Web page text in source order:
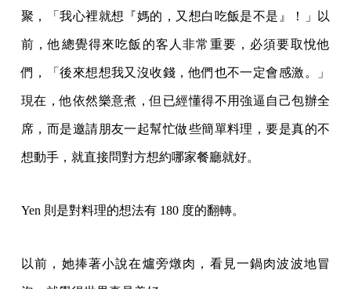
聚，「我心裡就想『媽的，又想白吃飯是不是』！」以
前，他總覺得來吃飯的客人非常重要，必須要取悅他
們，「後來想想我又沒收錢，他們也不一定會感激。」
現在，他依然樂意煮，但已經懂得不用強逼自己包辦全
席，而是邀請朋友一起幫忙做些簡單料理，要是真的不
想動手，就直接問對方想約哪家餐廳就好。
Yen 則是對料理的想法有 180 度的翻轉。
以前，她捧著小說在爐旁燉肉，看見一鍋肉波波地冒